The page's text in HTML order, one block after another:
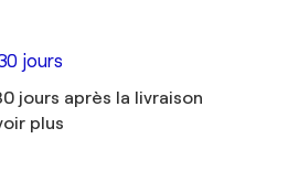
jours
jours après la livraison
plus